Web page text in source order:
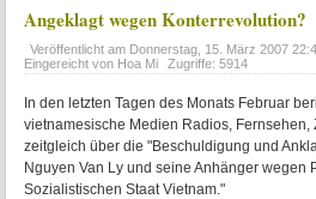
Angeklagt wegen Konterrevolution?
Veröffentlicht am Donnerstag, 15. März 2007
Eingereicht von Hoa Mi
Zugriffe: 5914
In den letzten Tagen des Monats Februar
vietnamesische Medien Radios, Fernsehen,
zeitgleich über die "Beschuldigung und
Nguyen Van Ly und seine Anhänger wegen
Sozialistischen Staat Vietnam."